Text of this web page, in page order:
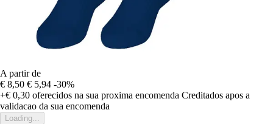
A partir de
€ 8,50 € 5,94 -30%
+€ 0,30 oferecidos na sua proxima encomenda Creditados apos a
validacao da sua encomenda
Loading...